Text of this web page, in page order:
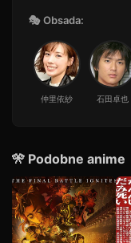
🎭 Obsada:
仲里依紗 石田卓也
🎌 Podobne anime